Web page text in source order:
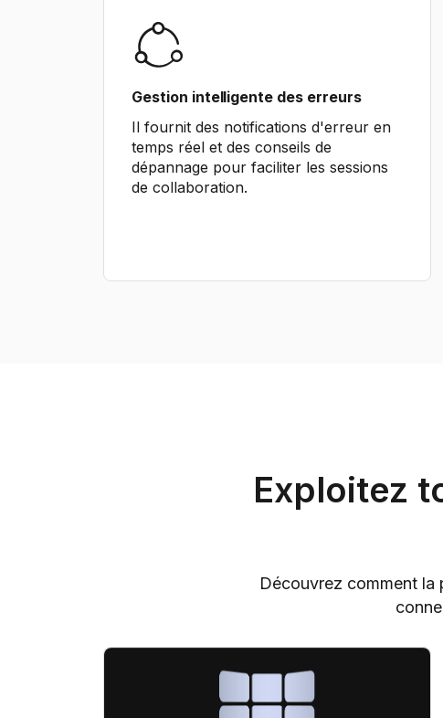
Gestion intelligente des erreurs
Il fournit des notifications d'erreur en
temps réel et des conseils de
dépannage pour faciliter les sessions
de collaboration.
Exploitez
Découvrez comment